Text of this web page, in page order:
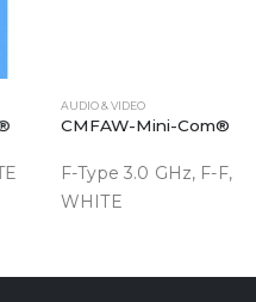
AUDIO & VIDEO
CMFAW-Mini-Com®
F-Type 3.0 GHz, F-F,
WHITE